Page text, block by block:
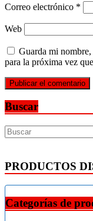
Correo electrónico *
Web
Guarda mi
para la próxima vez
Buscar
PRODUCTOS
Categorías de